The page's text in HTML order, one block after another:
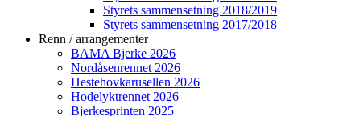
Styrets sammensetning 2018/2019
Styrets sammensetning 2017/2018
Renn / arrangementer
BAMA Bjerke 2026
Nordåsenrennet 2026
Hestehovkarusellen 2026
Hodelyktrennet 2026
Bjerkesprinten 2025